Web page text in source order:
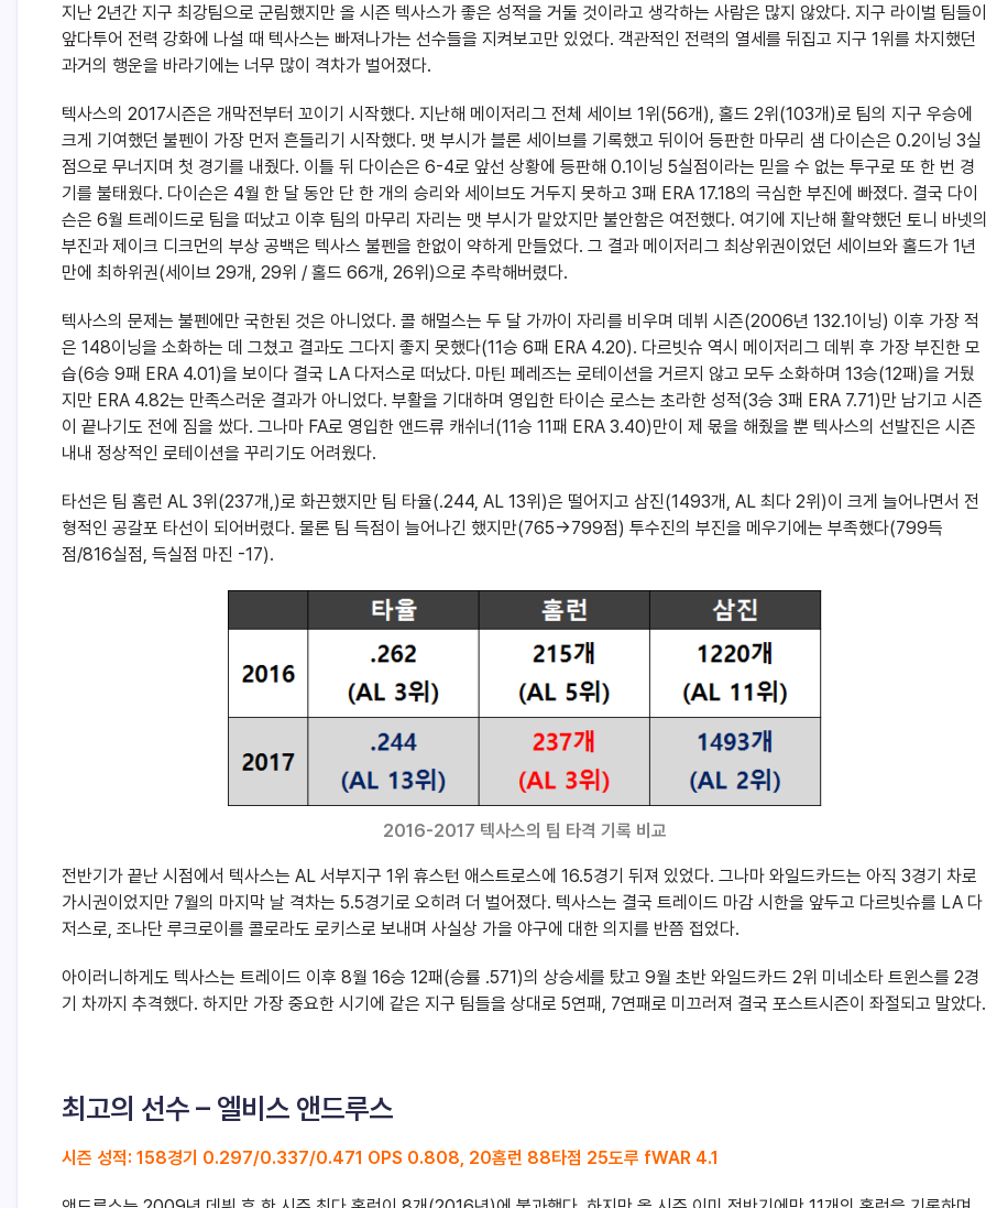
지난 2년간 지구 최강팀으로 군림했지만 올 시즌 텍사스가 좋은 성적을 거둘 것이라고 생각하는 사람은 많지 않았다. 지구 라이벌 팀들이
앞다투어 전력 강화에 나설 때 텍사스는 빠져나가는 선수들을 지켜보고만 있었다. 객관적인 전력의 열세를 뒤집고 지구 1위를 차지했던
과거의 행운을 바라기에는 너무 많이 격차가 벌어졌다.
텍사스의 2017시즌은 개막전부터 꼬이기 시작했다. 지난해 메이저리그 전체 세이브 1위(56개), 홀드 2위(103개)로 팀의 지구 우승에
크게 기여했던 불펜이 가장 먼저 흔들리기 시작했다. 맷 부시가 블론 세이브를 기록했고 뒤이어 등판한 마무리 샘 다이슨은 0.2이닝 3실
점으로 무너지며 첫 경기를 내줬다. 이틀 뒤 다이슨은 6-4로 앞선 상황에 등판해 0.1이닝 5실점이라는 믿을 수 없는 투구로 또 한 번 경
기를 불태웠다. 다이슨은 4월 한 달 동안 단 한 개의 승리와 세이브도 거두지 못하고 3패 ERA 17.18의 극심한 부진에 빠졌다. 결국 다이
슨은 6월 트레이드로 팀을 떠났고 이후 팀의 마무리 자리는 맷 부시가 맡았지만 불안함은 여전했다. 여기에 지난해 활약했던 토니 바넷
부진과 제이크 디크먼의 부상 공백은 텍사스 불펜을 한없이 약하게 만들었다. 그 결과 메이저리그 최상위권이었던 세이브와 홀드가 1년
만에 최하위권(세이브 29개, 29위 / 홀드 66개, 26위)으로 추락해버렸다.
텍사스의 문제는 불펜에만 국한된 것은 아니었다. 콜 해멀스는 두 달 가까이 자리를 비우며 데뷔 시즌(2006년 132.1이닝) 이후 가장 적
은 148이닝을 소화하는 데 그쳤고 결과도 그다지 좋지 못했다(11승 6패 ERA 4.20). 다르빗슈 역시 메이저리그 데뷔 후 가장 부진한 모
습(6승 9패 ERA 4.01)을 보이다 결국 LA 다저스로 떠났다. 마틴 페레즈는 로테이션을 거르지 않고 모두 소화하며 13승(12패)을 거뒀
지만 ERA 4.82는 만족스러운 결과가 아니었다. 부활을 기대하며 영입한 타이슨 로스는 초라한 성적(3승 3패 ERA 7.71)만 남기고 시즌
이 끝나기도 전에 짐을 쌌다. 그나마 FA로 영입한 앤드류 캐쉬너(11승 11패 ERA 3.40)만이 제 몫을 해줬을 뿐 텍사스의 선발진은 시즌
내내 정상적인 로테이션을 꾸리기도 어려웠다.
타선은 팀 홈런 AL 3위(237개,)로 화끈했지만 팀 타율(.244, AL 13위)은 떨어지고 삼진(1493개, AL 최다 2위)이 크게 늘어나면서 전
형적인 공갈포 타선이 되어버렸다. 물론 팀 득점이 늘어나긴 했지만(765→799점) 투수진의 부진을 메우기에는 부족했다(799득
점/816실점, 득실점 마진 -17).
2016-2017 텍사스의 팀 타격 기록 비교
전반기가 끝난 시점에서 텍사스는 AL 서부지구 1위 휴스턴 애스트로스에 16.5경기 뒤져 있었다. 그나마 와일드카드는 아직 3경기 차로
가시권이었지만 7월의 마지막 날 격차는 5.5경기로 오히려 더 벌어졌다. 텍사스는 결국 트레이드 마감 시한을 앞두고 다르빗슈를 LA 다
저스로, 조나단 루크로이를 콜로라도 로키스로 보내며 사실상 가을 야구에 대한 의지를 반쯤 접었다.
아이러니하게도 텍사스는 트레이드 이후 8월 16승 12패(승률 .571)의 상승세를 탔고 9월 초반 와일드카드 2위 미네소타 트윈스를 2경
기 차까지 추격했다. 하지만 가장 중요한 시기에 같은 지구 팀들을 상대로 5연패, 7연패로 미끄러져 결국 포스트시즌이 좌절되고 말았다.
최고의 선수 – 엘비스 앤드루스
시즌 성적: 158경기 0.297/0.337/0.471 OPS 0.808, 20홈런 88타점 25도루 fWAR 4.1